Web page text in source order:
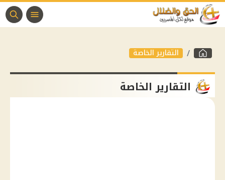
التقارير الخاصة
التقارير الخاصة